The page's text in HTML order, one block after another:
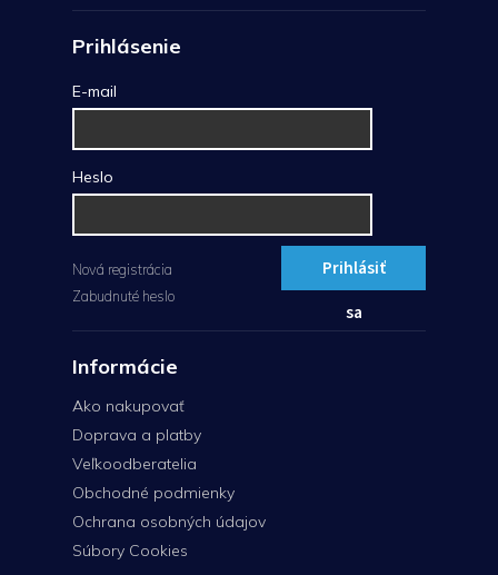
Prihlásenie
E-mail
Heslo
Prihlásiť
sa
Nová registrácia
Zabudnuté heslo
Informácie
Ako nakupovať
Doprava a platby
Veľkoodberatelia
Obchodné podmienky
Ochrana osobných údajov
Súbory Cookies